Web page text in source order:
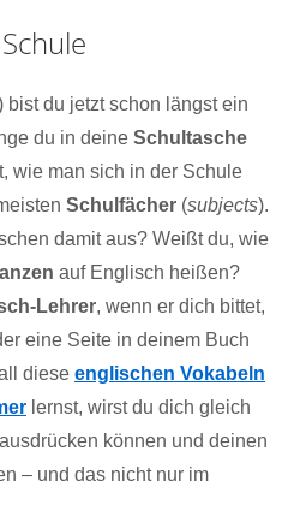
bist du jetzt schon längst ein
du in deine Schultasche
wie man sich in der Schule
Schulfächer (subjects).
damit aus? Weißt du, wie
auf Englisch heißen?
Lehrer, wenn er dich bittet,
eine Seite in deinem Buch
diese englischen Vokabeln
lernst, wirst du dich gleich
können und deinen
– und das nicht nur im